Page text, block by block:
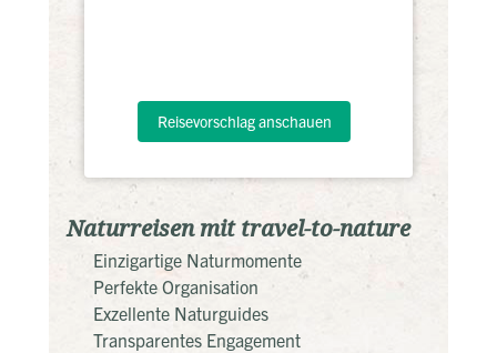
Naturreisen mit travel-to-nature
Einzigartige Naturmomente
Perfekte Organisation
Exzellente Naturguides
Transparentes Engagement
Reisevorschlag anschauen